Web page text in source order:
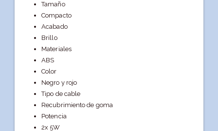
Tamaño
Compacto
Acabado
Brillo
Materiales
ABS
Color
Negro y rojo
Tipo de cable
Recubrimiento de goma
Potencia
2x 5W